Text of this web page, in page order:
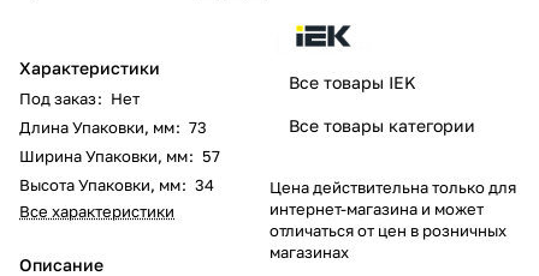
Характеристики
Под заказ: Нет
Длина Упаковки, мм: 73
Ширина Упаковки, мм: 57
Высота Упаковки, мм: 34
Все характеристики
Описание
Все товары IEK
Все товары категории
Цена действительна только для
интернет-магазина и может
отличаться от цен в розничных
магазинах